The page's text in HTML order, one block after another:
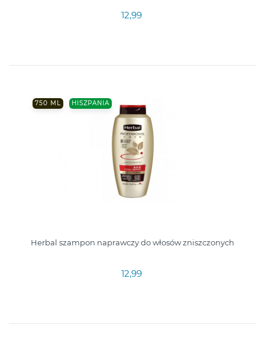
12,99
750 ML HISZPANIA
Herbal szampon naprawczy do włosów zniszczonych
12,99